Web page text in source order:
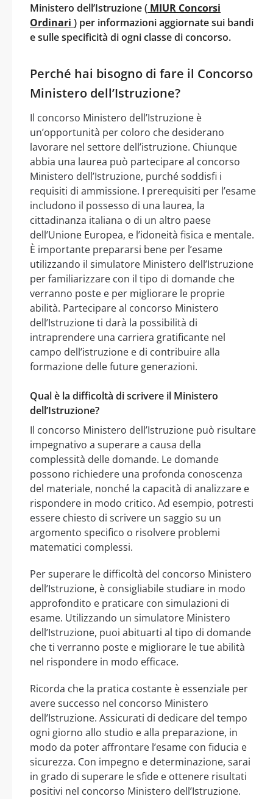
Ministero dell’Istruzione ( MIUR Concorsi
Ordinari ) per informazioni aggiornate sui bandi
e sulle specificità di ogni classe di concorso.
Perché hai bisogno di fare il Concorso
Ministero dell’Istruzione?
Il concorso Ministero dell’Istruzione è
un’opportunità per coloro che desiderano
lavorare nel settore dell’istruzione. Chiunque
abbia una laurea può partecipare al concorso
Ministero dell’Istruzione, purché soddisfi i
requisiti di ammissione. I prerequisiti per l’esame
includono il possesso di una laurea, la
cittadinanza italiana o di un altro paese
dell’Unione Europea, e l’idoneità fisica e mentale.
È importante prepararsi bene per l’esame
utilizzando il simulatore Ministero dell’Istruzione
per familiarizzare con il tipo di domande che
verranno poste e per migliorare le proprie
abilità. Partecipare al concorso Ministero
dell’Istruzione ti darà la possibilità di
intraprendere una carriera gratificante nel
campo dell’istruzione e di contribuire alla
formazione delle future generazioni.
Qual è la difficoltà di scrivere il Ministero
dell’Istruzione?
Il concorso Ministero dell’Istruzione può risultare
impegnativo a superare a causa della
complessità delle domande. Le domande
possono richiedere una profonda conoscenza
del materiale, nonché la capacità di analizzare e
rispondere in modo critico. Ad esempio, potresti
essere chiesto di scrivere un saggio su un
argomento specifico o risolvere problemi
matematici complessi.
Per superare le difficoltà del concorso Ministero
dell’Istruzione, è consigliabile studiare in modo
approfondito e praticare con simulazioni di
esame. Utilizzando un simulatore Ministero
dell’Istruzione, puoi abituarti al tipo di domande
che ti verranno poste e migliorare le tue abilità
nel rispondere in modo efficace.
Ricorda che la pratica costante è essenziale per
avere successo nel concorso Ministero
dell’Istruzione. Assicurati di dedicare del tempo
ogni giorno allo studio e alla preparazione, in
modo da poter affrontare l’esame con fiducia e
sicurezza. Con impegno e determinazione, sarai
in grado di superare le sfide e ottenere risultati
positivi nel concorso Ministero dell’Istruzione.